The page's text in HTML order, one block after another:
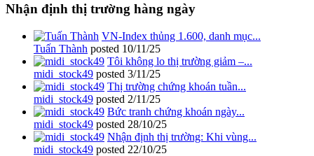
Nhận định thị trường hàng ngày
VN-Index thủng 1.600, danh mục...
Tuấn Thành posted 10/11/25
Tôi không lo thị trường giảm –...
midi_stock49 posted 3/11/25
Thị trường chứng khoán tuần...
midi_stock49 posted 2/11/25
Bức tranh chứng khoán ngày...
midi_stock49 posted 28/10/25
Nhận định thị trường: Khi vùng...
midi_stock49 posted 22/10/25